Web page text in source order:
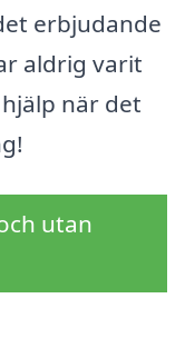
erbjudande
aldrig varit
när det
utan